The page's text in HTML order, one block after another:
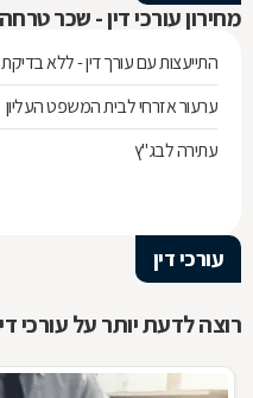
מחירון עורכי דין - שכר
התייעצות עם עורך דין - ללא
ערעור אזרחי לבית המשפט העליון
עתירה לבג"ץ
עורכי דין
רוצה לדעת יותר על עורכי